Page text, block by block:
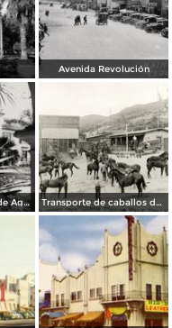
Avenida Revolución
Jardín en el casino de Agua Caliente Transporte de caballos del hipódromo hacia Estados Unidos